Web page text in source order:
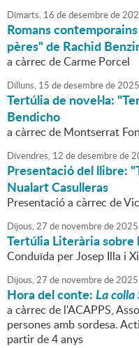
Dimarts, 16 dedesembrede
Romans
pères" de Rachid
a càrrec de Carme Porcel
Dilluns, 15 dedesembrede2025
Tertúlia de novel·la:
Bendicho
a càrrec de Montserrat
Divendres, 12 dedesembrede
Presentació del llibre:
Nualart Casulleras
Presentació a càrrec de
Dijous,27 de novembrede2025
Tertúlia Literària sobre
Conduïda per Josep Illa i
Dijous,27 de novembrede2025
Hora del conte:La colla
a càrrec de l'ACAPPS,
persones amb sordesa.
partir de 4 anys